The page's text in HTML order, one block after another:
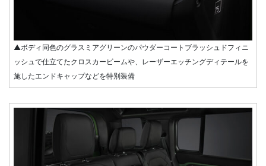
▲ボディ同色のグラスミアグリーンのパウダーコートブラッシュドフィニ
ッシュで仕立てたクロスカービームや、レーザーエッチングディテールを
施したエンドキャップなどを特別装備